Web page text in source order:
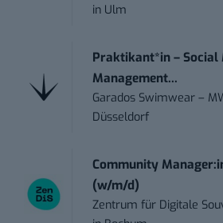
in Ulm
Praktikant*in – Social
Management...
Garados Swimwear –
Düsseldorf
Community
(w/m/d)
Zentrum für Digitale